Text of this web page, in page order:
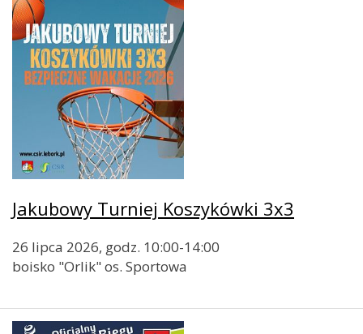
Jakubowy Turniej Koszykówki 3x3
26 lipca 2026, godz. 10:00-14:00
boisko "Orlik" os. Sportowa